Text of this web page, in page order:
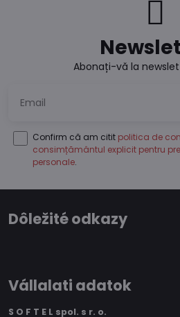
Abonați-vă la
Confirm că am citit politica de
consimțământul explicit pentru
personale.
Dôležité odkazy
Vállalati adatok
S O F T E L spol. s r. o.